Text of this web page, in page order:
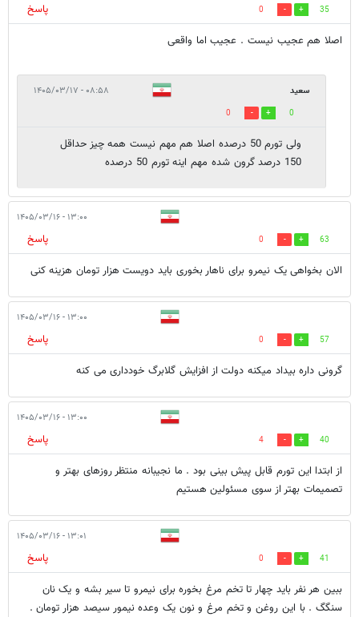
35
0
پاسخ
اصلا هم عجیب نیست . عجیب اما واقعی
سعید ۰۸:۵۸ - ۱۴۰۵/۰۳/۱۷
0
0
ولی تورم 50 درصده اصلا هم مهم نیست همه چیز حداقل
150 درصد گرون شده مهم اینه تورم 50 درصده
۱۳:۰۰ - ۱۴۰۵/۰۳/۱۶
63
0
پاسخ
الان بخواهی یک نیمرو برای ناهار بخوری باید دویست هزار تومان هزینه کنی
۱۳:۰۰ - ۱۴۰۵/۰۳/۱۶
57
0
پاسخ
گرونی داره بیداد میکنه دولت از افزایش گلابرگ خودداری می کنه
۱۳:۰۰ - ۱۴۰۵/۰۳/۱۶
40
4
پاسخ
از ابتدا این تورم قابل پیش بینی بود . ما نجیبانه منتظر روزهای بهتر و
تصمیمات بهتر از سوی مسئولین هستیم
۱۳:۰۱ - ۱۴۰۵/۰۳/۱۶
41
0
پاسخ
ببین هر نفر باید چهار تا تخم مرغ بخوره برای نیمرو تا سیر بشه و یک نان
سنگگ . با این روغن و تخم مرغ و نون یک وعده نیمور سیصد هزار تومان .